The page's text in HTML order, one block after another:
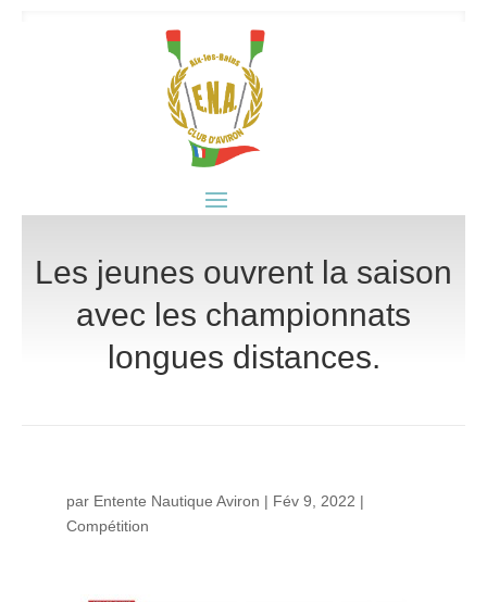
Les jeunes ouvrent la saison
avec les championnats
longues distances.
par Entente Nautique Aviron | Fév 9, 2022 |
Compétition